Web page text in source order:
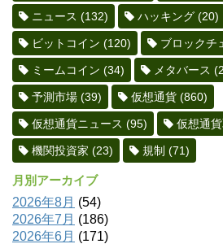
ニュース (132) ハッキング (20)
ビットコイン (120) ブロックチ
ミームコイン (34) メタバース
予測市場 (39) 仮想通貨 (860)
仮想通貨ニュース (95) 仮想通
機関投資家 (23) 規制 (71)
月別アーカイブ
2026年8月 (54)
2026年7月 (186)
2026年6月 (171)